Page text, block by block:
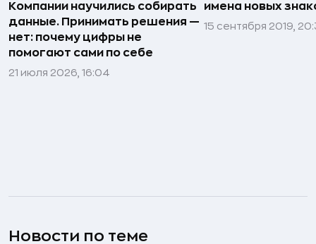
Компании научились собирать
данные. Принимать решения —
нет: почему цифры не
помогают сами по себе
21 июля 2026, 16:04
имена новых
15 сентября 2019,
Новости по теме